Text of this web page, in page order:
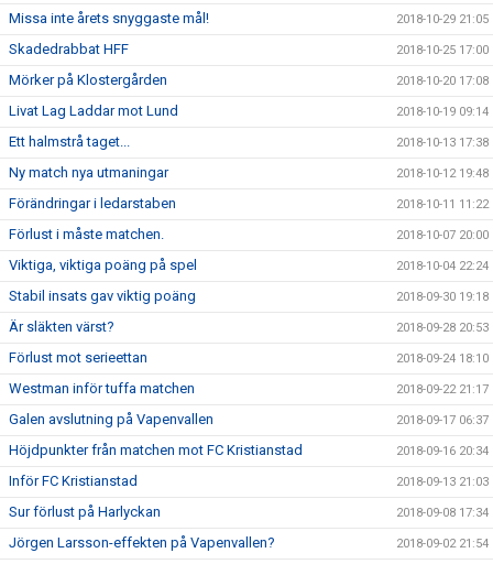
Missa inte årets snyggaste mål! 2018-10-29 21:05
Skadedrabbat HFF 2018-10-25 17:00
Mörker på Klostergården 2018-10-20 17:08
Livat Lag Laddar mot Lund 2018-10-19 09:14
Ett halmstrå taget... 2018-10-13 17:38
Ny match nya utmaningar 2018-10-12 19:48
Förändringar i ledarstaben 2018-10-11 11:22
Förlust i måste matchen. 2018-10-07 20:00
Viktiga, viktiga poäng på spel 2018-10-04 22:24
Stabil insats gav viktig poäng 2018-09-30 19:18
Är släkten värst? 2018-09-28 20:53
Förlust mot serieettan 2018-09-24 18:10
Westman inför tuffa matchen 2018-09-22 21:17
Galen avslutning på Vapenvallen 2018-09-17 06:37
Höjdpunkter från matchen mot FC Kristianstad 2018-09-16 20:34
Inför FC Kristianstad 2018-09-13 21:03
Sur förlust på Harlyckan 2018-09-08 17:34
Jörgen Larsson-effekten på Vapenvallen? 2018-09-02 21:54